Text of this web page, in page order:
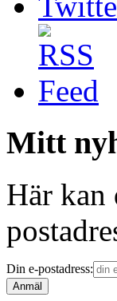
Mitt
Här kan
Din e-postadress: